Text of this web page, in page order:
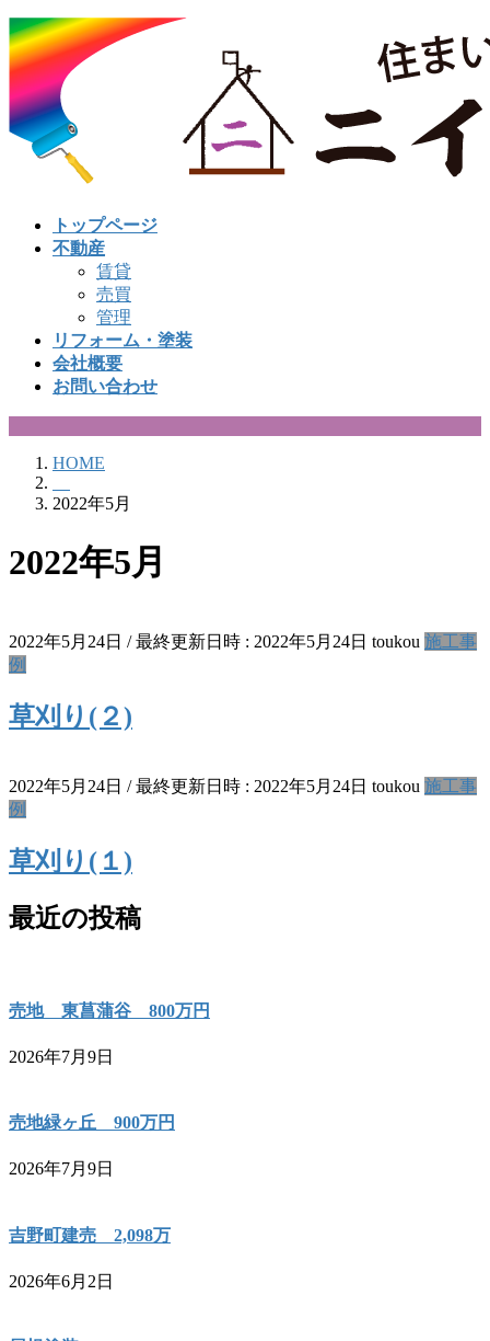
コ
ン
テ
ン
ツ
へ
ナ
ビ
ゲ
ー
シ
ョ
トップページ
不動産
賃貸
売買
管理
リフォーム・塗装
会社概要
お問い合わせ
HOME
2022年5月
2022年5月
2022年5月24日 / 最終更新日時 : 2022年5月24日 toukou 施工事
例
草刈り(２)
2022年5月24日 / 最終更新日時 : 2022年5月24日 toukou 施工事
例
草刈り(１)
最近の投稿
売地 東菖蒲谷 800万円
2026年7月9日
売地緑ヶ丘 900万円
2026年7月9日
吉野町建売 2,098万
2026年6月2日